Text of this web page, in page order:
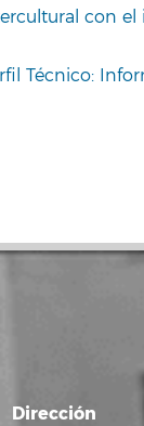
con el
Técnico:
Dirección